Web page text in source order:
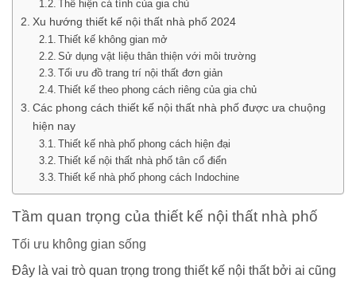
Thể hiện cá tính của gia chủ
Xu hướng thiết kế nội thất nhà phố 2024
Thiết kế không gian mở
Sử dụng vật liệu thân thiện với môi trường
Tối ưu đồ trang trí nội thất đơn giản
Thiết kế theo phong cách riêng của gia chủ
Các phong cách thiết kế nội thất nhà phố được ưa chuộng
hiện nay
Thiết kế nhà phố phong cách hiện đại
Thiết kế nội thất nhà phố tân cổ điển
Thiết kế nhà phố phong cách Indochine
Tầm quan trọng của thiết kế nội thất nhà phố
Tối ưu không gian sống
Đây là vai trò quan trọng trong thiết kế nội thất bởi ai cũng